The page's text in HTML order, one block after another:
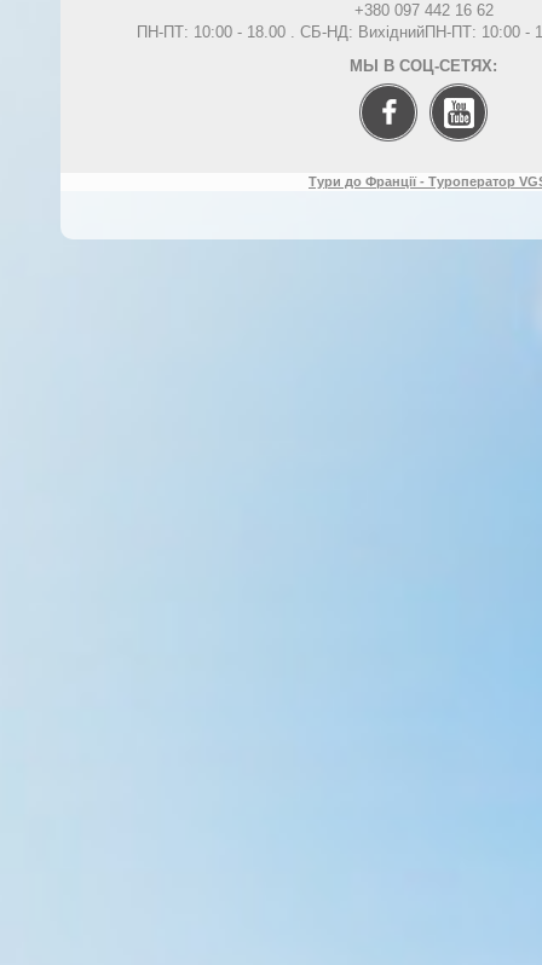
+380 097 442 16 62
ПН-ПТ: 10:00 - 18.00 . СБ-НД: ВихіднийПН-ПТ: 10:00 -
МЫ В СОЦ-СЕТЯХ:
Тури до Франції - Туроператор